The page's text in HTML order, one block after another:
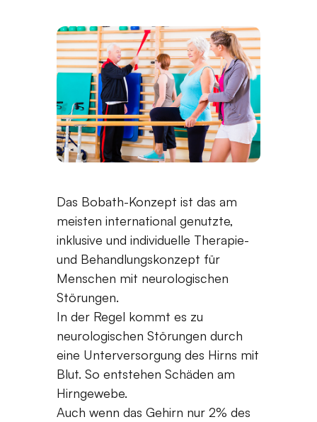
Das Bobath-Konzept ist das am
meisten international genutzte,
inklusive und individuelle Therapie-
und Behandlungskonzept für
Menschen mit neurologischen
Störungen.
In der Regel kommt es zu
neurologischen Störungen durch
eine Unterversorgung des Hirns mit
Blut. So entstehen Schäden am
Hirngewebe.
Auch wenn das Gehirn nur 2% des